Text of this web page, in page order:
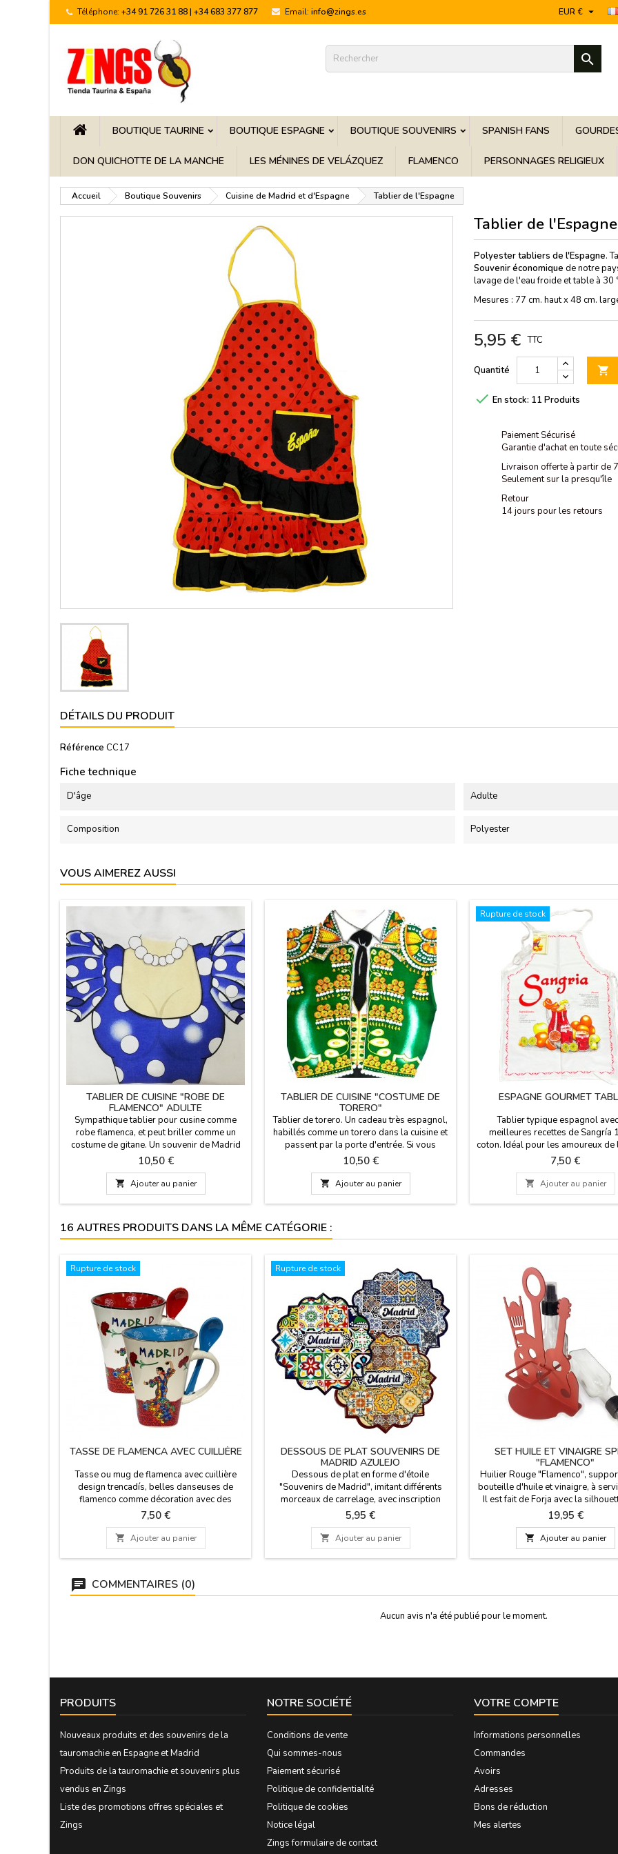
Téléphone: +34 91 726 31 88 | +34 683 377 877 Email: info@zings.es EUR € 

BOUTIQUE TAURINE BOUTIQUE ESPAGNE BOUTIQUE SOUVENIRS SPANISH FANS
DON QUICHOTTE DE LA MANCHE LES MÉNINES DE VELÁZQUEZ FLAMENCO PERSONNAGES RELIGIEUX
Accueil Boutique Souvenirs Cuisine de Madrid et d'Espagne Tablier de l'Espagne
Tablier de l'Espagne
Polyester tabliers de l'Espagne.
Souvenir économique de notre
lavage de l'eau froide et table à 30
Mesures : 77 cm. haut x 48 cm.
5,95 € TTC
Quantité 
 En stock: 11 Produits
Paiement Sécurisé
Garantie d'achat en toute
Livraison offerte à partir de
Seulement sur la presqu'île
Retour
14 jours pour les retours
DÉTAILS DU PRODUIT
Référence CC17
Fiche technique
D'âge Adulte
Composition Polyester
VOUS AIMEREZ AUSSI
TABLIER DE CUISINE "ROBE DE
FLAMENCO" ADULTE
Sympathique tablier pour cusine comme
robe flamenca, et peut briller comme un
costume de gitane. Un souvenir de Madrid
et de l'Espagne très drôle. Dimensions: 74 x
61 cm Composition tissu: 50% coton - 50%
polyester.
Prix
10,50 €
 Ajouter au panier
TABLIER DE CUISINE "COSTUME DE
TORERO"
Tablier de torero. Un cadeau très espagnol,
habillés comme un torero dans la cuisine et
passent par la porte d'entrée. Si vous
voulez acheter un souvenir d'Espagne, ce
tablier est idéal pour surprendre vos amis
et ils te souviens toujours.Dimensions: 74 x
61 cm (taille adulte)Composition: 100%
coton
Prix
10,50 €
 Ajouter au panier
Rupture de stock
ESPAGNE GOURMET
Tablier typique espagnol
meilleures recettes de Sangría
coton. Idéal pour les amoureux de
espagnole et la cuisine en
général.Dimensions: 60 x
Prix
7,50 €
 Ajouter au panier
16 AUTRES PRODUITS DANS LA MÊME CATÉGORIE :
Rupture de stock
TASSE DE FLAMENCA AVEC CUILLIÈRE
Tasse ou mug de flamenca avec cuillière
design trencadís, belles danseuses de
flamenco comme décoration avec des
oiellets et le nom de Madrid. Fait au
ceramique. 300 ml. Mesures: 12 cm de haut
x 9 cm de diamètre
Prix
7,50 €
 Ajouter au panier
Rupture de stock
DESSOUS DE PLAT SOUVENIRS DE
MADRID AZULEJO
Dessous de plat en forme d'étoile
"Souvenirs de Madrid", imitant différents
morceaux de carrelage, avec inscription
"Madrid", pour dessus de table et pour
plats chauds ou il possède également un
petit trou dans la partie supérieure pour
pouvoir l'accrocher comme décoration. Le
dos en liège est présenté dans une boîte en
Prix
5,95 €
 Ajouter au panier
SET HUILE ET VINAIGRE
"FLAMENCO"
Huilier Rouge "Flamenco",
bouteille d'huile et vinaigre, à
Il est fait de Forja avec la
chaise tablao flamenco typique
guitare. Idéal pour offrir aux
décorer des tables très
les restaurants de cuisine
Souvenirs d'Espagne. Comprend
Prix
19,95 €
 Ajouter au panier
COMMENTAIRES (0)
Aucun avis n'a été publié pour le moment.
PRODUITS
Nouveaux produits et des souvenirs de la
tauromachie en Espagne et Madrid
Produits de la tauromachie et souvenirs plus
vendus en Zings
Liste des promotions offres spéciales et
Zings
NOTRE SOCIÉTÉ
Conditions de vente
Qui sommes-nous
Paiement sécurisé
Politique de confidentialité
Politique de cookies
Notice légal
Zings formulaire de contact
VOTRE COMPTE
Informations personnelles
Commandes
Avoirs
Adresses
Bons de réduction
Mes alertes